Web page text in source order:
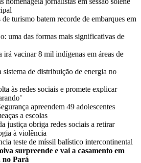
de turismo batem recorde de embarques em
uma das formas mais significativas de
irá vacinar 8 mil indígenas em áreas de
sistema de distribuição de energia no
às redes sociais e promete explicar
apreendem 49 adolescentes
a escolas
justiça obriga redes sociais a retirar
à violência
teste de míssil balístico intercontinental
surpreende e vai a casamento em
no Pará